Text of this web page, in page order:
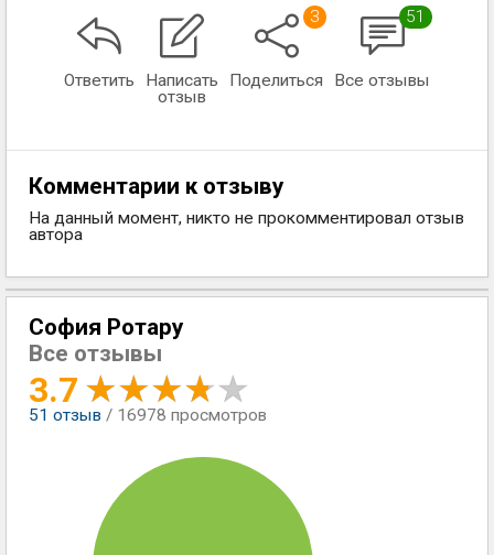
Ответить
Написать
отзыв
3
Поделиться
51
Все отзывы
Комментарии к отзыву
На данный момент, никто не прокомментировал отзыв
автора
София Ротару
Все отзывы
3.7
51 отзыв / 16978 просмотров